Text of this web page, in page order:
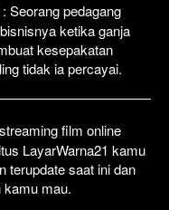
: Seorang pedagang
ketika ganja
kesepakatan
tidak ia percayai.
film online
LayarWarna21 kamu
terupdate saat ini dan
kamu mau.